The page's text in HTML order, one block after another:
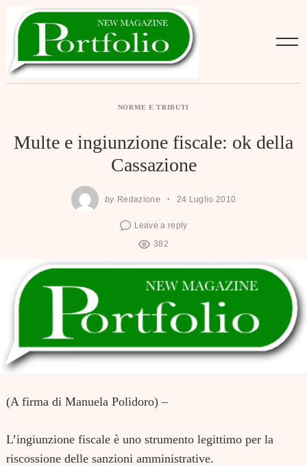
NORME E TRIBUTI
Multe e ingiunzione fiscale: ok della
Cassazione
by Redazione 24 Luglio 2010
Leave a reply
382
(A firma di Manuela Polidoro) –
L’ingiunzione fiscale è uno strumento legittimo per la
riscossione delle sanzioni amministrative.